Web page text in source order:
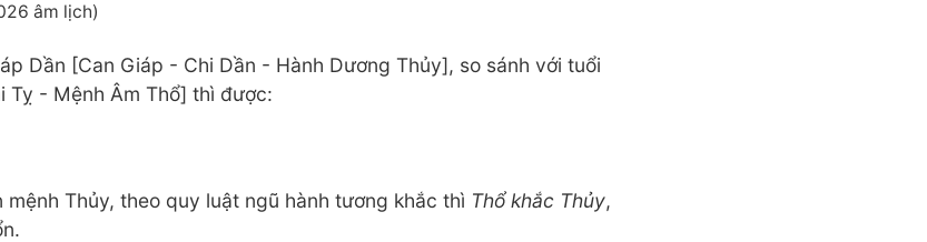
âm lịch)
Dần [Can Giáp - Chi Dần - Hành Dương Thủy], so sánh với tuổi
Tỵ - Mệnh Âm Thổ] thì được:
Thủy, theo quy luật ngũ hành tương khắc thì Thổ khắc Thủy,